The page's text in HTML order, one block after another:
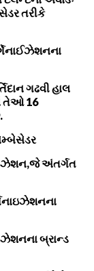
તરીકે
ગઢવી હાલ
તેઓ 16
અંતર્ગત
બ્રાન્ડ